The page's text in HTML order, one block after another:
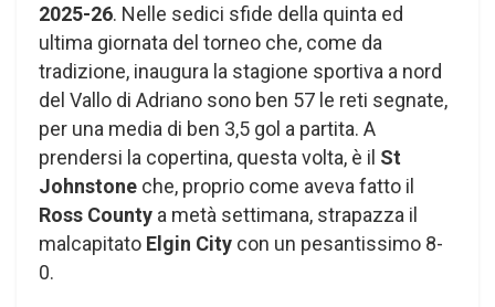
2025-26. Nelle sedici sfide della quinta ed
ultima giornata del torneo che, come da
tradizione, inaugura la stagione sportiva a nord
del Vallo di Adriano sono ben 57 le reti segnate,
per una media di ben 3,5 gol a partita. A
prendersi la copertina, questa volta, è il St
Johnstone che, proprio come aveva fatto il
Ross County a metà settimana, strapazza il
malcapitato Elgin City con un pesantissimo 8-
0.